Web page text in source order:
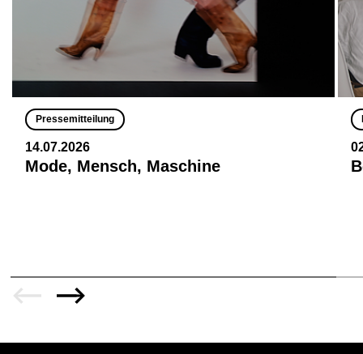
Pressemitteilung
14.07.2026
Mode, Mensch, Maschine